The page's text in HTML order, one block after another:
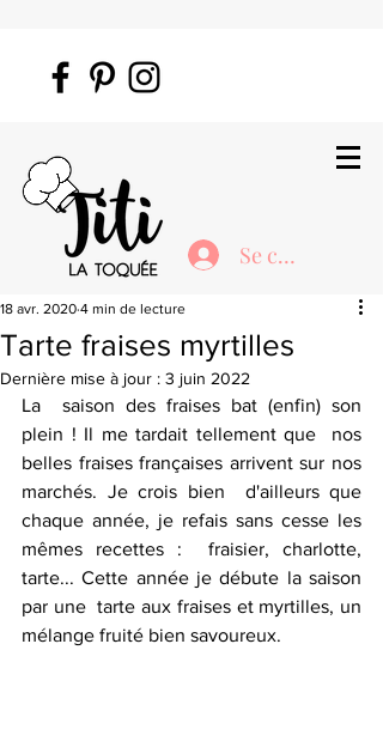
Se connecter
Tarte fraises myrtilles
18 avr. 2020 4 min de lecture
Dernière mise à jour : 3 juin 2022
La  saison des fraises bat (enfin) son
plein ! Il me tardait tellement que  nos
belles fraises françaises arrivent sur nos
marchés. Je crois bien  d'ailleurs que
chaque année, je refais sans cesse les
mêmes recettes :  fraisier, charlotte,
tarte... Cette année je débute la saison
par une  tarte aux fraises et myrtilles, un
mélange fruité bien savoureux.